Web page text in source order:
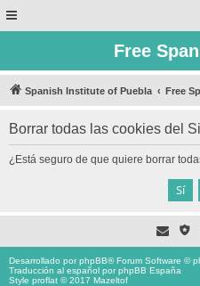
Free
Spanish Institute of Puebla Free
Borrar todas las cookies del
¿Está seguro de que quiere borrar
Desarrollado porphpBB® Forum Software ©
Traducción al español porphpBB España
Style proflat © 2017 Mazeltof